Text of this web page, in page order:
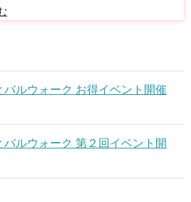
バルウォーク お得イベント開催
バルウォーク 第２回イベント開